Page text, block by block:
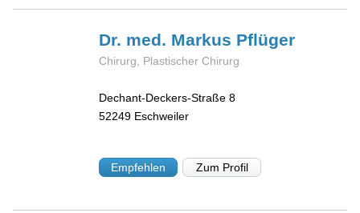
Dr. med. Markus Pflüger
Chirurg, Plastischer Chirurg
Dechant-Deckers-Straße 8
52249 Eschweiler
Empfehlen Zum Profil